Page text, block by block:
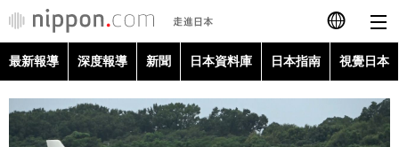
日本語
最新報導 深度報導 新聞 日本資料庫 日本指南 視覺日本